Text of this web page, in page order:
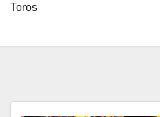
Toros